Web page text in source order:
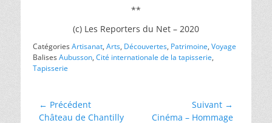
**
(c) Les Reporters du Net – 2020
CatégoriesArtisanat, Arts, Découvertes, Patrimoine, Voyage
BalisesAubusson, Cité internationale de la tapisserie,
Tapisserie
Navigation
← Précédent
Article
Château de Chantilly
Suivant →
ArticleCinéma – Hommage